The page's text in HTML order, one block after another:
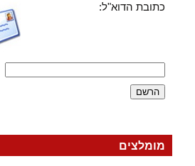
כתובת הדוא"ל:
מומלצים